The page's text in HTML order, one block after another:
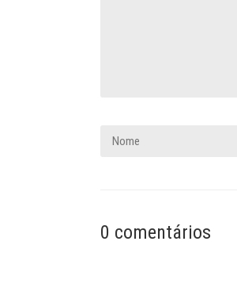
0 comentários